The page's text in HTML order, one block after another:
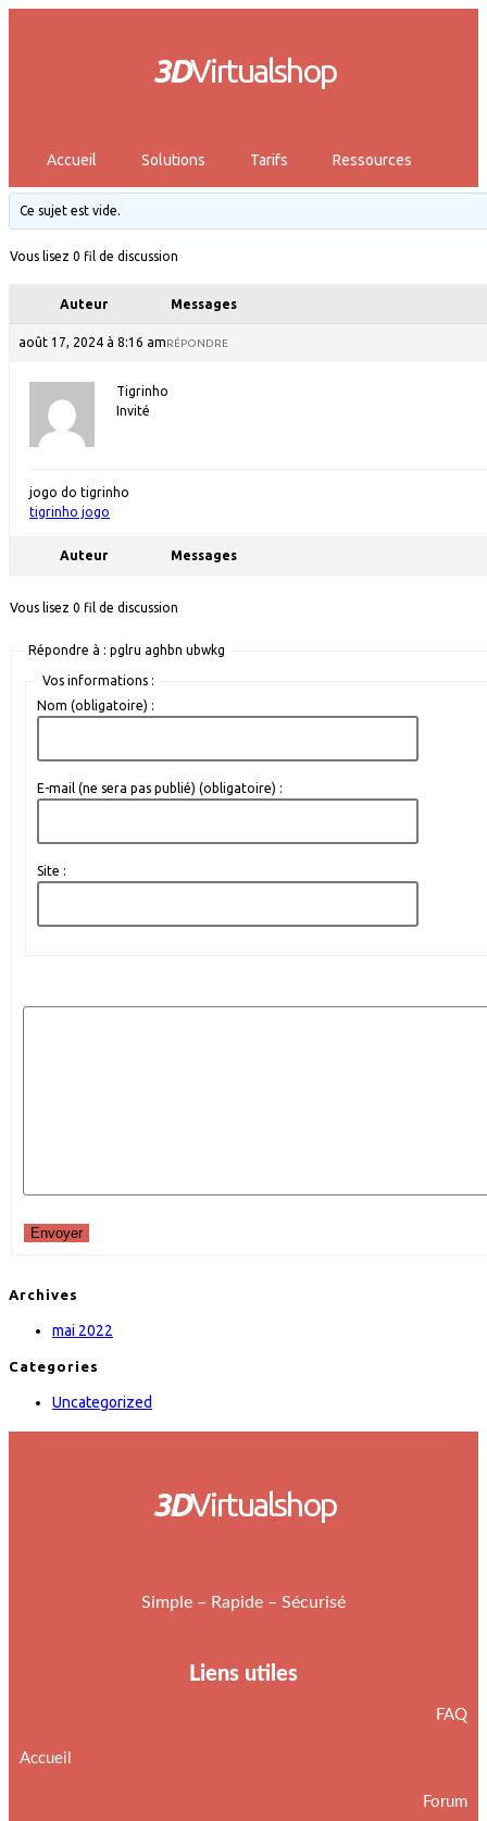
3DVirtualshop
Accueil Solutions Tarifs Ressources
Ce sujet est vide.
Vous lisez 0 fil de discussion
Auteur Messages
août 17, 2024 à 8:16 amRÉPONDRE
Tigrinho
Invité
jogo do tigrinho
tigrinho jogo
Auteur Messages
Vous lisez 0 fil de discussion
Répondre à : pglru aghbn ubwkg
Vos informations :
Nom (obligatoire) :
E-mail (ne sera pas publié) (obligatoire) :
Site :
Envoyer
Archives
mai 2022
Categories
Uncategorized
3DVirtualshop
Simple – Rapide – Sécurisé
Liens utiles
Accueil
FAQ
Forum